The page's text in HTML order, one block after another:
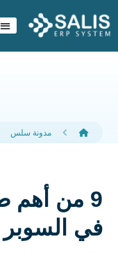
مدونة سلس
9 من أهم
في السوبر